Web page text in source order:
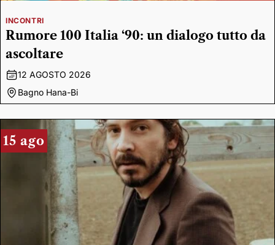
INCONTRI
Rumore 100 Italia ‘90: un dialogo tutto da
ascoltare
12 AGOSTO 2026
Bagno Hana-Bi
15 ago